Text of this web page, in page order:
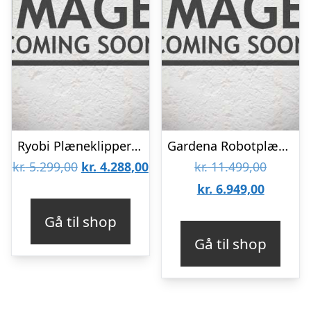
Ryobi Plæneklipper kulfri 36V – RY36LMX51A-160 – MAX POWER
kr.5.299,00 Den
var:
kr. 5.299,00.
kr. 4.288,00Den
kr. 4.288,00.
Gå til shop
Gardena Robotplæneklipper smart SILENO free 1000 mÂ² – 19925-24
kr.11.499,00Den
kr. 6.949,00Den
er:
kr.
Gå til shop